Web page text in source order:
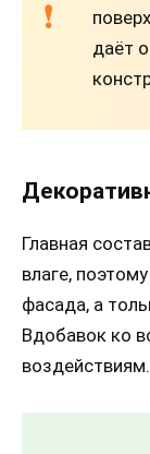
даёт
Главная
влаге,
фасада, а
Вдобавок ко
воздействиям.